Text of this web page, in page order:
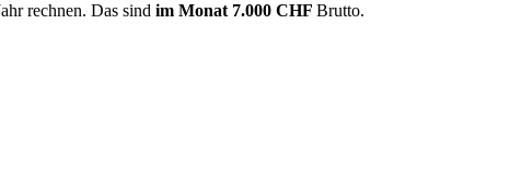
rechnen. Das sind im Monat 7.000 CHF Brutto.